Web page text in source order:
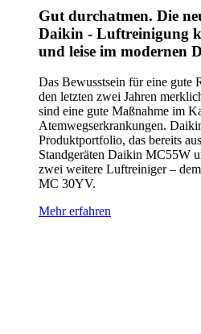
Gut durchatmen. Die
Daikin - Luftreinigung
und leise im modernen
Das Bewusstsein für eine gute
den letzten zwei Jahren
sind eine gute Maßnahme im
Atemwegserkrankungen.
Produktportfolio, das bereits
Standgeräten Daikin MC55W
zwei weitere Luftreiniger –
MC 30YV.
Mehr erfahren